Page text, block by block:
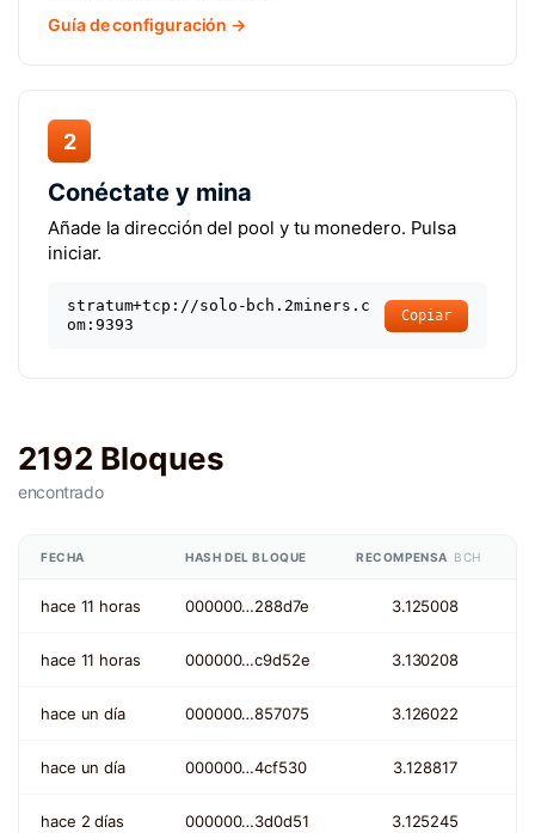
Guía de configuración →
2
Conéctate y mina
Añade la dirección del pool y tu monedero. Pulsa
iniciar.
stratum+tcp://solo-bch.2miners.c
om:9393
Copiar
2192 Bloques
encontrado
FECHA HASH DEL BLOQUE RECOMPENSA BCH
hace 11 horas 000000…288d7e 3.125008
hace 11 horas 000000…c9d52e 3.130208
hace un día 000000…857075 3.126022
hace un día 000000…4cf530 3.128817
hace 2 días 000000…3d0d51 3.125245